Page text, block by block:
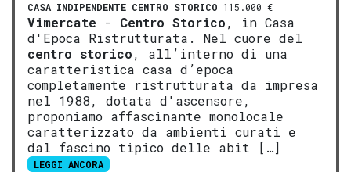
CASA INDIPENDENTE CENTRO STORICO 115.000 €
Vimercate - Centro Storico, in Casa
d'Epoca Ristrutturata. Nel cuore del
centro storico, all’interno di una
caratteristica casa d’epoca
completamente ristrutturata da impresa
nel 1988, dotata d'ascensore,
proponiamo affascinante monolocale
caratterizzato da ambienti curati e
dal fascino tipico delle abit […]
LEGGI ANCORA